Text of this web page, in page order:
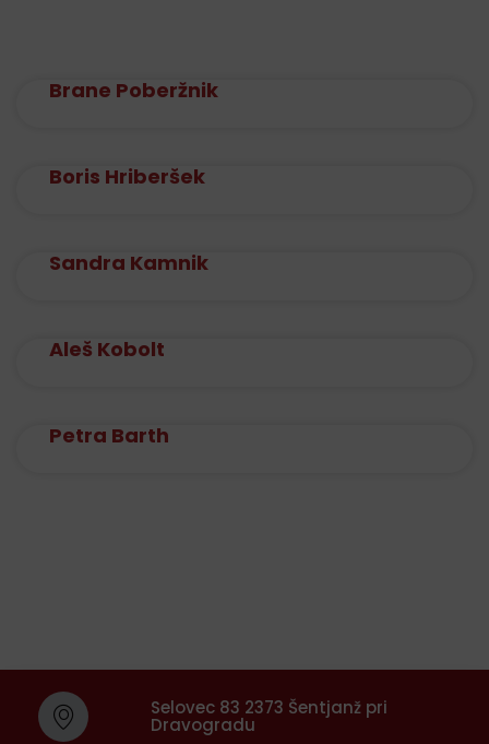
Brane Poberžnik
Boris Hriberšek
Sandra Kamnik
Aleš Kobolt
Petra Barth
Selovec 83 2373 Šentjanž pri
Dravogradu